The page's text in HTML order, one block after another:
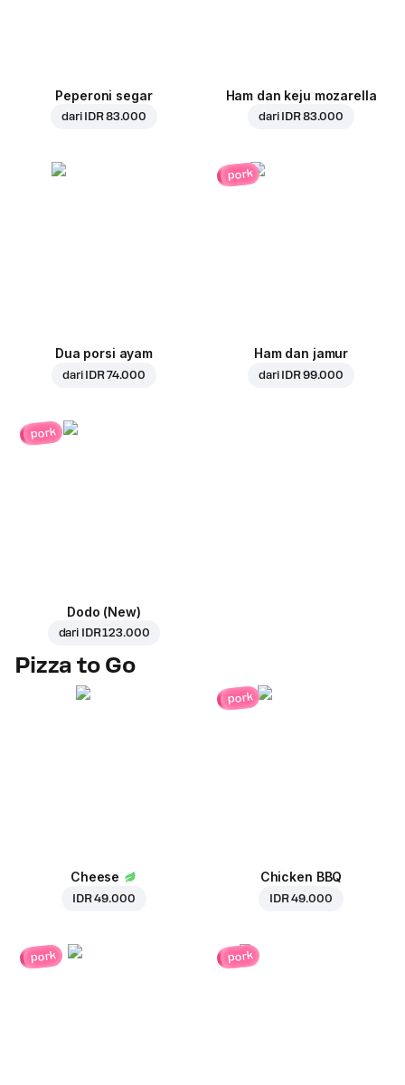
Peperoni segar
dari IDR 83.000
Ham dan keju mozarella
dari IDR 83.000
Dua porsi ayam
dari IDR 74.000
pork
Ham dan jamur
dari IDR 99.000
pork
Dodo (New)
dari IDR 123.000
Pizza to Go
Cheese
IDR 49.000
pork
Chicken BBQ
IDR 49.000
pork pork